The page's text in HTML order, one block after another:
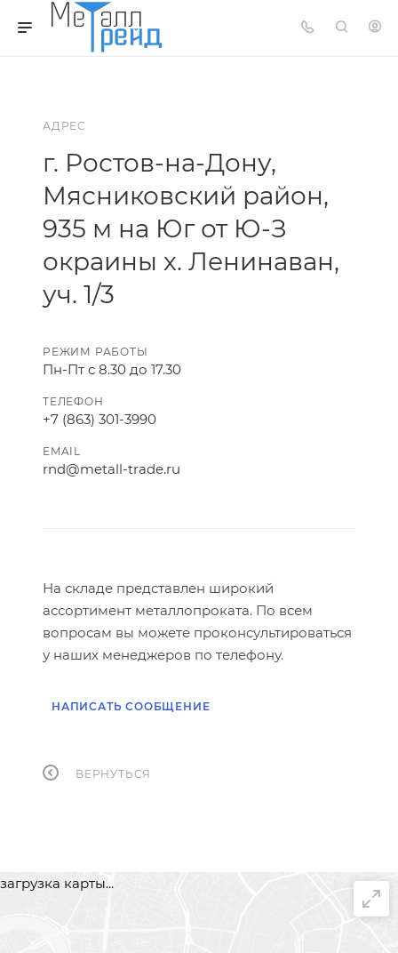
АДРЕС
г. Ростов-на-Дону,
Мясниковский район,
935 м на Юг от Ю-З
окраины х. Ленинаван,
уч. 1/3
РЕЖИМ РАБОТЫ
Пн-Пт с 8.30 до 17.30
ТЕЛЕФОН
+7 (863) 301-3990
EMAIL
rnd@metall-trade.ru
На складе представлен широкий
ассортимент металлопроката. По всем
вопросам вы можете проконсультироваться
у наших менеджеров по телефону.
НАПИСАТЬ СООБЩЕНИЕ
ВЕРНУТЬСЯ
загрузка карты...